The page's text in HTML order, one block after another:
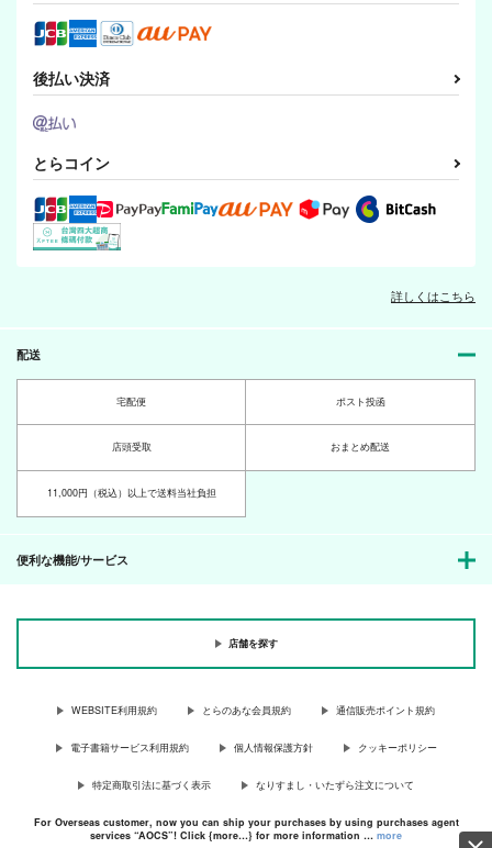
後払い決済
とらコイン
詳しくはこちら
配送
宅配便 ポスト投函
店頭受取 おまとめ配送
11,000円（税込）以上で送料当社負担
便利な機能/サービス
店舗を探す
WEBSITE利用規約 とらのあな会員規約 通信販売ポイント規約
電子書籍サービス利用規約 個人情報保護方針 クッキーポリシー
特定商取引法に基づく表示 なりすまし・いたずら注文について
For Overseas customer, now you can ship your purchases by using purchases agent
services “AOCS”! Click {more…} for more information … more